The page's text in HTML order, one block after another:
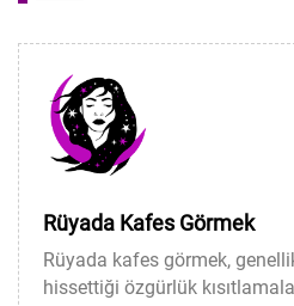
Rüyada Kafes Görmek
Rüyada kafes görmek,
hissettiği özgürlük